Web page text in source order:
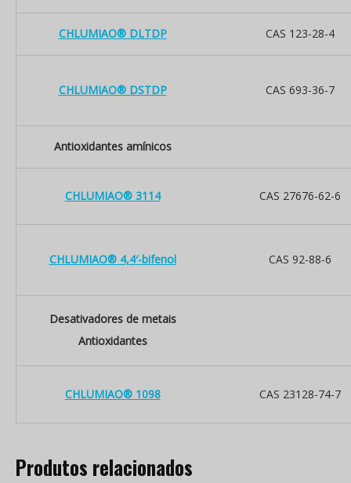
CHLUMIAO® DLTDP CAS 123-28-4
CHLUMIAO® DSTDP CAS 693-36-7
Antioxidantes amínicos
CHLUMIAO® 3114 CAS 27676-62-6
CHLUMIAO® 4,4′-bifenol CAS 92-88-6
Desativadores de metais
Antioxidantes
CHLUMIAO® 1098 CAS 23128-74-7
Produtos relacionados